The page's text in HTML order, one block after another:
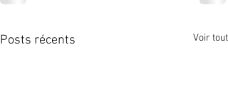
Posts récents Voir tout